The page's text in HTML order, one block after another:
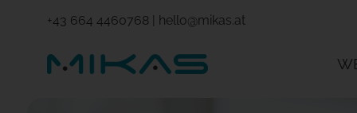
+43 664 4460768| hello@mikas.at